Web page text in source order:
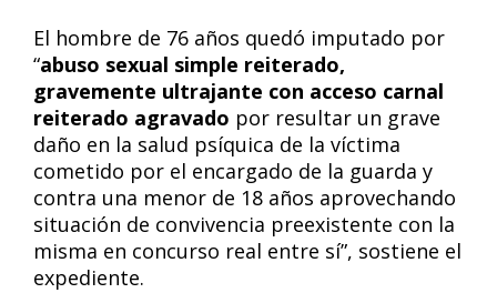
El hombre de 76 años quedó imputado por
“abuso sexual simple reiterado,
gravemente ultrajante con acceso carnal
reiterado agravado por resultar un grave
daño en la salud psíquica de la víctima
cometido por el encargado de la guarda y
contra una menor de 18 años aprovechando
situación de convivencia preexistente con la
misma en concurso real entre sí”, sostiene el
expediente.